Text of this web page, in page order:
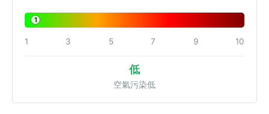
1
1 3 5 7 9 10
低
空氣污染低